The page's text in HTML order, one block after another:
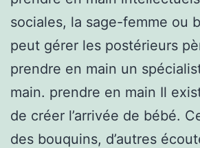
sociales, la sage-femme ou
peut gérer les postérieurs
prendre en main un
main. prendre en main Il
de créer l’arrivée de bébé.
des bouquins, d’autres